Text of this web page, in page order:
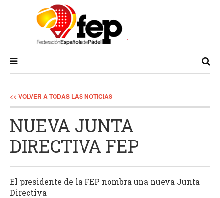
<< VOLVER A TODAS LAS NOTICIAS
NUEVA JUNTA
DIRECTIVA FEP
El presidente de la FEP nombra una nueva Junta
Directiva